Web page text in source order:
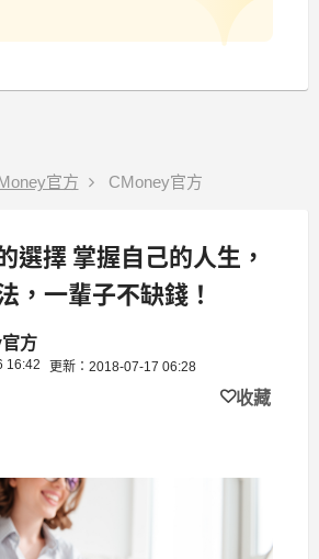
官方 CMoney官方
選擇 掌握自己的人生，
，一輩子不缺錢！
方
16:42 更新：2018-07-17 06:28
收藏